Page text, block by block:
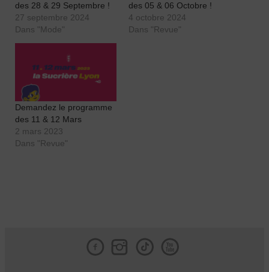
des 28 & 29 Septembre !
27 septembre 2024
Dans "Mode"
des 05 & 06 Octobre !
4 octobre 2024
Dans "Revue"
Demandez le programme
des 11 & 12 Mars
2 mars 2023
Dans "Revue"